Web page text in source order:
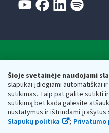
Šioje svetainėje naudojami
slapukai įdiegiami automatiškai
sutikimas. Taip pat galite sutikti
sutikimą bet kada galėsite
nustatymus ir ištrindami įrašytus
Slapukų politika
;
Respublikos finansų
Biudžetinė įstaiga. Juridinio
adresas: Vasario 16-osios g. 14,
vmi@vmi.lt, E. pristatymo
Duomenys apie Valstybinę
Respublikos finansų ministerijos